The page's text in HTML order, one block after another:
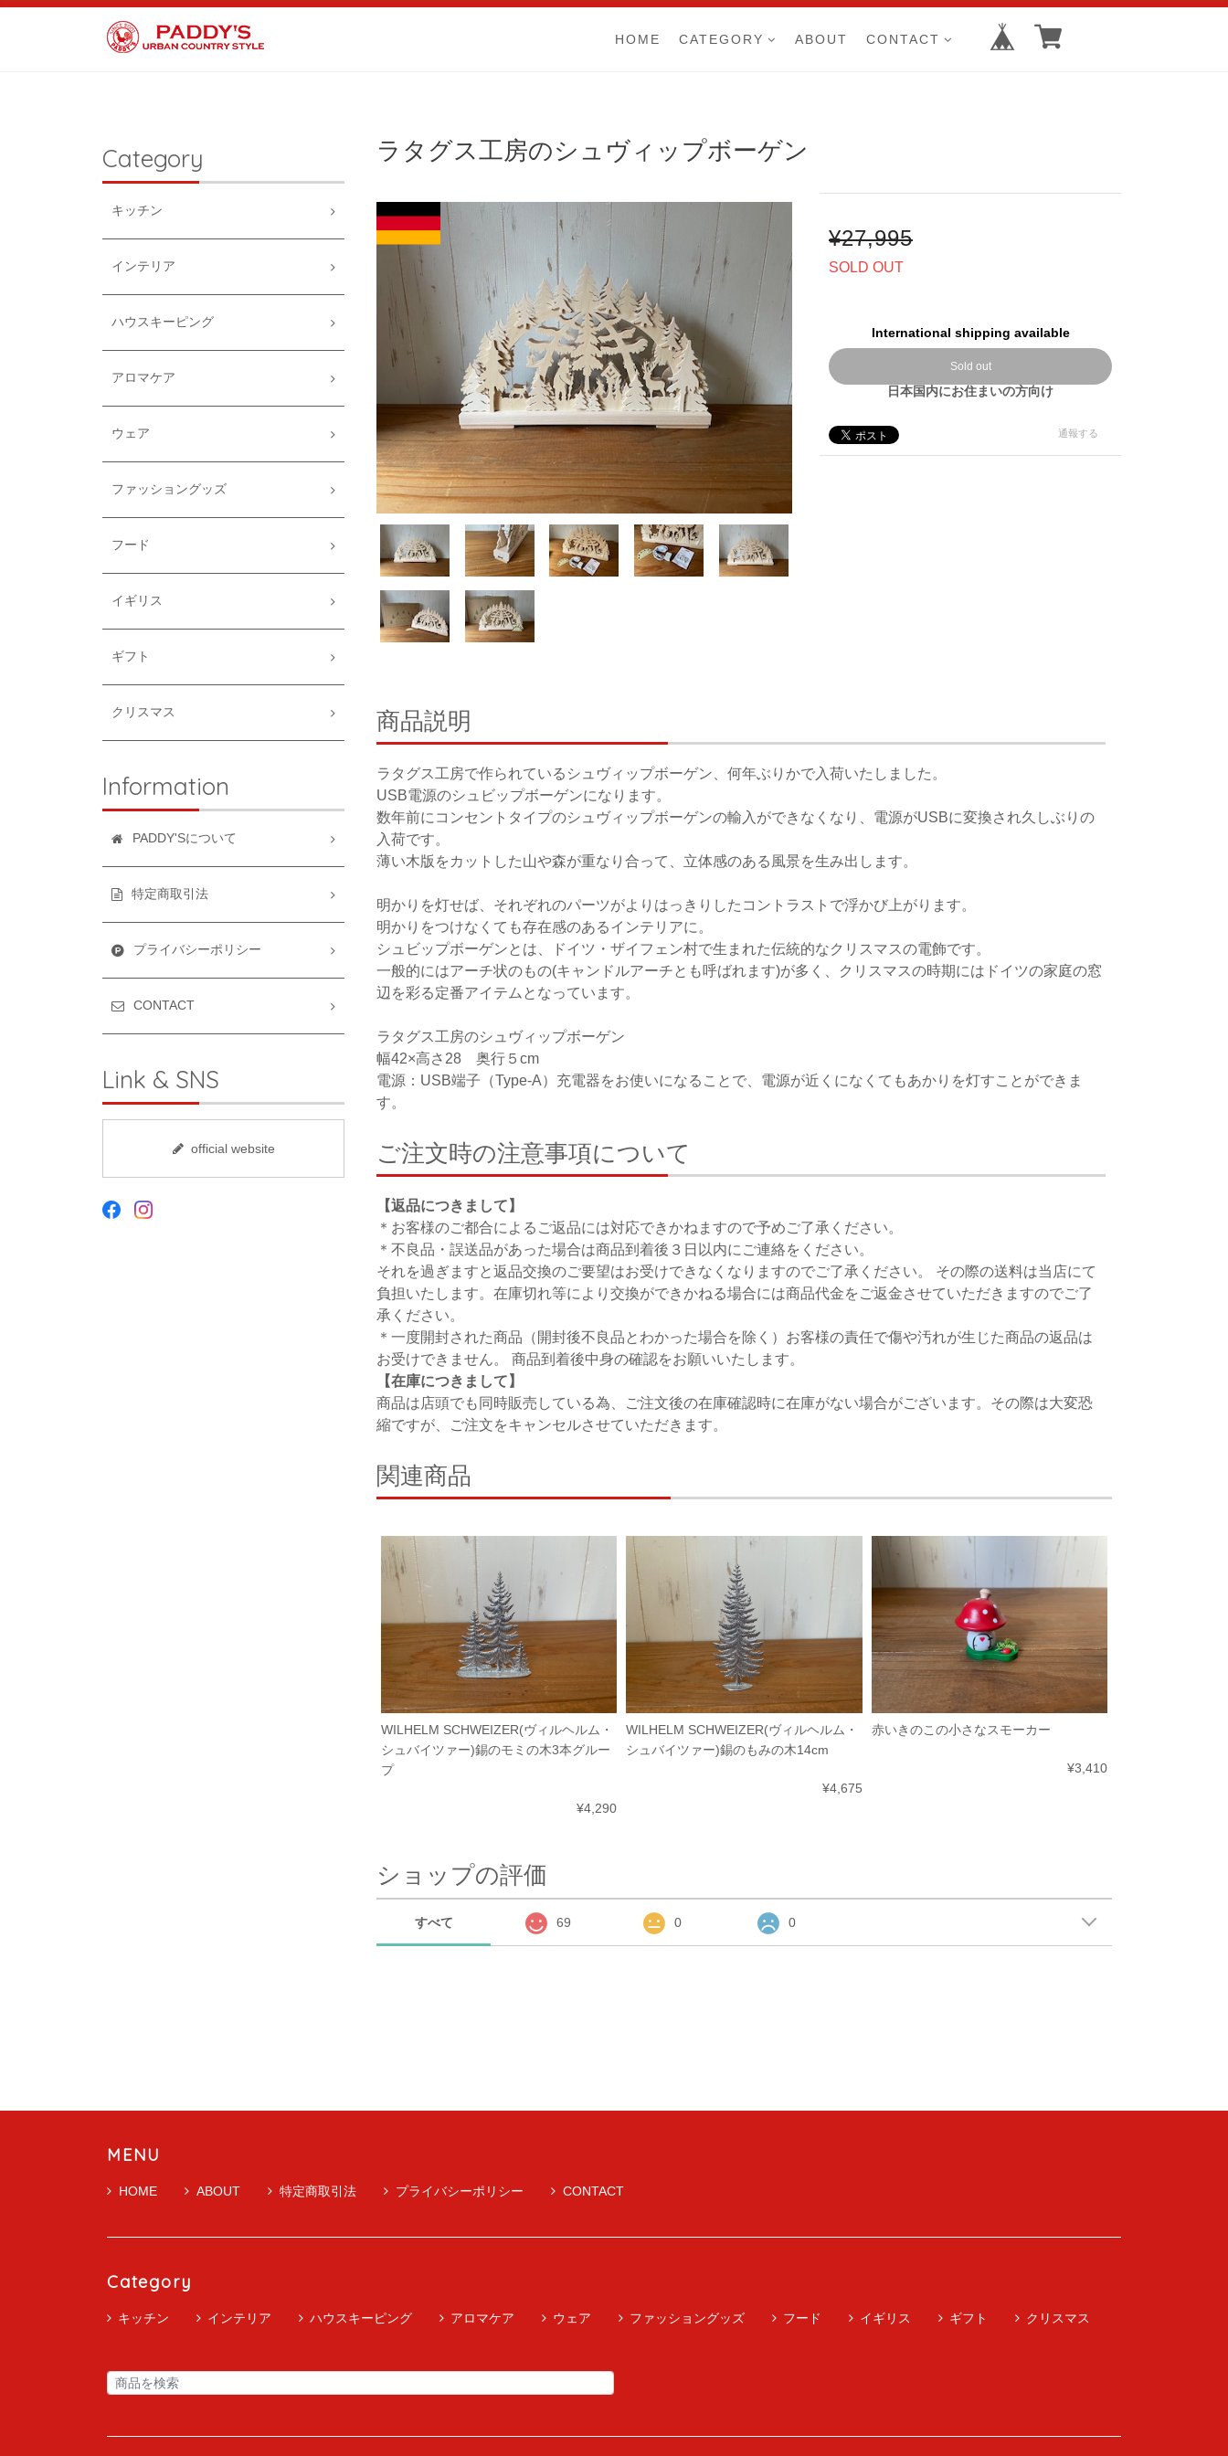
HOME CATEGORY ABOUT CONTACT
ラタグス工房のシュヴィップボーゲン
¥27,995
SOLD OUT
International shipping available
Sold out
日本国内にお住まいの方向け
通報する
商品説明
ラタグス工房で作られているシュヴィップボーゲン、何年ぶりかで入荷いたしました。
USB電源のシュビップボーゲンになります。
数年前にコンセントタイプのシュヴィップボーゲンの輸入ができなくなり、電源がUSBに変換され久しぶりの
入荷です。
薄い木版をカットした山や森が重なり合って、立体感のある風景を生み出します。
明かりを灯せば、それぞれのパーツがよりはっきりしたコントラストで浮かび上がります。
明かりをつけなくても存在感のあるインテリアに。
シュビップボーゲンとは、ドイツ・ザイフェン村で生まれた伝統的なクリスマスの電飾です。
一般的にはアーチ状のもの(キャンドルアーチとも呼ばれます)が多く、クリスマスの時期にはドイツの家庭の窓
辺を彩る定番アイテムとなっています。
ラタグス工房のシュヴィップボーゲン
幅42×高さ28 奥行５cm
電源：USB端子（Type-A）充電器をお使いになることで、電源が近くになくてもあかりを灯すことができま
す。
ご注文時の注意事項について
【返品につきまして】
＊お客様のご都合によるご返品には対応できかねますので予めご了承ください。
＊不良品・誤送品があった場合は商品到着後３日以内にご連絡をください。
それを過ぎますと返品交換のご要望はお受けできなくなりますのでご了承ください。 その際の送料は当店にて
負担いたします。在庫切れ等により交換ができかねる場合には商品代金をご返金させていただきますのでご了
承ください。
＊一度開封された商品（開封後不良品とわかった場合を除く）お客様の責任で傷や汚れが生じた商品の返品は
お受けできません。 商品到着後中身の確認をお願いいたします。
【在庫につきまして】
商品は店頭でも同時販売している為、ご注文後の在庫確認時に在庫がない場合がございます。その際は大変恐
縮ですが、ご注文をキャンセルさせていただきます。
関連商品
WILHELM SCHWEIZER(ヴィルヘルム・
シュバイツァー)錫のモミの木3本グルー
プ
¥4,290
WILHELM SCHWEIZER(ヴィルヘルム・
シュバイツァー)錫のもみの木14cm
¥4,675
赤いきのこの小さなスモーカー
¥3,410
ショップの評価
すべて 69 0 0
Category
キッチン
インテリア
ハウスキーピング
アロマケア
ウェア
ファッショングッズ
フード
イギリス
ギフト
クリスマス
Information
PADDY'Sについて
特定商取引法
プライバシーポリシー
CONTACT
Link & SNS
official website
MENU
HOME ABOUT 特定商取引法 プライバシーポリシー CONTACT
Category
キッチン インテリア ハウスキーピング アロマケア ウェア ファッショングッズ フード イギリス ギフト クリスマス